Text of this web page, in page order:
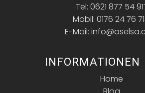
Tel: 0621 877 54
Mobil: 0176 24 76
E-Mail:
INFORMATIONEN
Home